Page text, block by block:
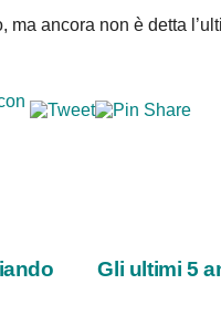
ancora non è detta
Gli ultimi 5